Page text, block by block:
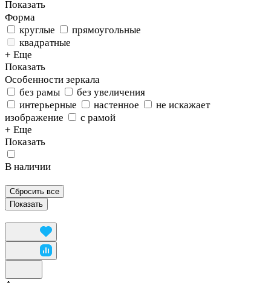
Показать
Форма
круглые
прямоугольные
квадратные
+ Еще
Показать
Особенности зеркала
без рамы
без увеличения
интерьерные
настенное
не искажает
изображение
с рамой
+ Еще
Показать
В наличии
Сбросить все